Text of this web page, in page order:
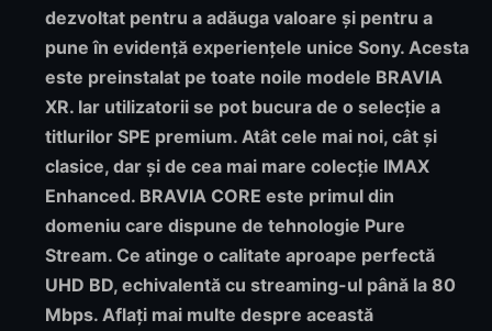
dezvoltat pentru a adăuga valoare și pentru a
pune în evidență experiențele unice Sony. Acesta
este preinstalat pe toate noile modele BRAVIA
XR. Iar utilizatorii se pot bucura de o selecție a
titlurilor SPE premium. Atât cele mai noi, cât și
clasice, dar și de cea mai mare colecție IMAX
Enhanced. BRAVIA CORE este primul din
domeniu care dispune de tehnologie Pure
Stream. Ce atinge o calitate aproape perfectă
UHD BD, echivalentă cu streaming-ul până la 80
Mbps. Aflați mai multe despre această